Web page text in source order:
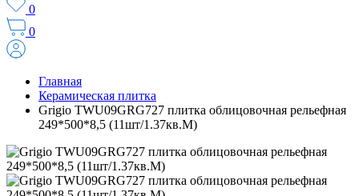
0
0
Главная
Керамическая плитка
Grigio TWU09GRG727 плитка облицовочная рельефная
249*500*8,5 (11шт/1.37кв.М)